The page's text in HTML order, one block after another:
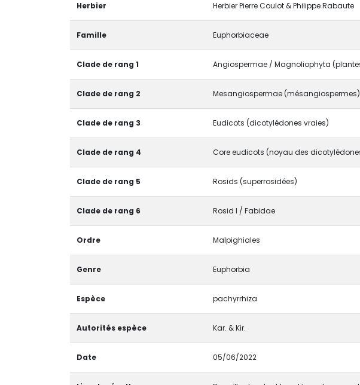
Herbier Herbier Pierre Coulot & Philippe Rabaute
Famille Euphorbiaceae
Clade de rang 1 Angiospermae / Magnoliophyta
Clade de rang 2 Mesangiospermae (mésangiospermes)
Clade de rang 3 Eudicots (dicotylédones vraies)
Clade de rang 4 Core eudicots (noyau des
Clade de rang 5 Rosids (superrosidées)
Clade de rang 6 Rosid I / Fabidae
Ordre Malpighiales
Genre Euphorbia
Espèce pachyrrhiza
Autorités espèce Kar. & Kir.
Date 05/06/2022